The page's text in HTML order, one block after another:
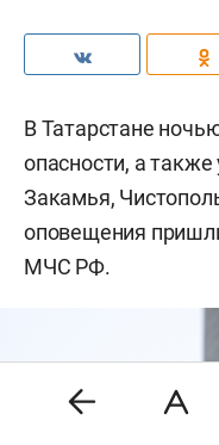
В Татарстане
опасности, а
Закамья,
оповещения
МЧС РФ.